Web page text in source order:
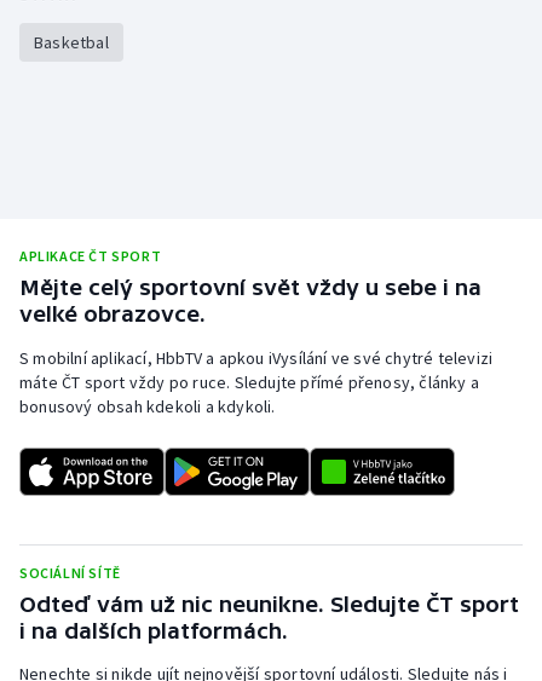
Basketbal
APLIKACE ČT SPORT
Mějte celý sportovní svět vždy u sebe i na
velké obrazovce.
S mobilní aplikací, HbbTV a apkou iVysílání ve své chytré televizi
máte ČT sport vždy po ruce. Sledujte přímé přenosy, články a
bonusový obsah kdekoli a kdykoli.
SOCIÁLNÍ SÍTĚ
Odteď vám už nic neunikne. Sledujte ČT sport
i na dalších platformách.
Nenechte si nikde ujít nejnovější sportovní události. Sledujte nás i